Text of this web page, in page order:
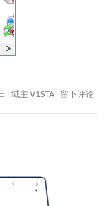
域主 V1STA 留下评论